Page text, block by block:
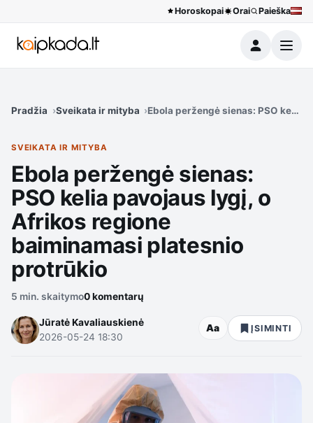
Horoskopai Orai Paieška
Meniu
Pradžia Sveikata ir mityba Ebola peržengė sienas: PSO kelia
SVEIKATA IR MITYBA
Ebola peržengė sienas:
PSO kelia pavojaus lygį, o
Afrikos regione
baiminamasi platesnio
protrūkio
5 min. skaitymo0 komentarų
Jūratė Kavaliauskienė
2026-05-24 18:30
Aa ĮSIMINTI